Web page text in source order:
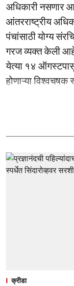
अधिकारी नसणार
आंतरराष्ट्रीय
पंचांसाठी योग्य
गरज व्यक्त केली
येत्या १४
होणाऱ्या विश्वचषक
क्रीडा